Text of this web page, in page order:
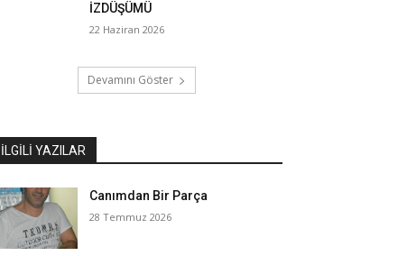
İZDÜŞÜMÜ
22 Haziran 2026
Devamını Göster
İLGILI YAZILAR
Canımdan Bir Parça
28 Temmuz 2026